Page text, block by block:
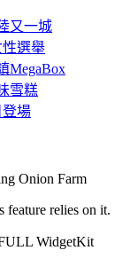
Onion Farm
feature relies on it.
WidgetKit